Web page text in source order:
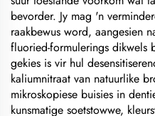
bevorder. Jy mag 'n
raakbewus word, aangesien
fluoried-formulerings dikwels
gekies is vir hul
kaliumnitraat van natuurlike
mikroskopiese buisies in
kunsmatige soetstowwe,